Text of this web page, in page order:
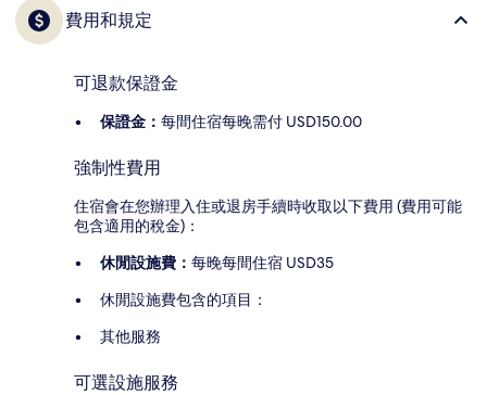
費用和規定
可退款保證金
保證金： 每間住宿每晚需付 USD150.00
強制性費用
住宿會在您辦理入住或退房手續時收取以下費用 (費用可能
包含適用的稅金)：
休閒設施費： 每晚每間住宿 USD35
休閒設施費包含的項目：
其他服務
可選設施服務